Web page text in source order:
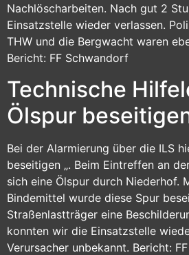
Nachlöscharbeiten. Nach gut 2
Einsatzstelle wieder verlassen.
THW und die Bergwacht waren
Bericht: FF Schwandorf
Technische
Ölspur
Bei der Alarmierung über die ILS
beseitigen „. Beim Eintreffen an
sich eine Ölspur durch Niederhof.
Bindemittel wurde diese Spur
Straßenlastträger eine
konnten wir die Einsatzstelle
Verursacher unbekannt. Bericht: